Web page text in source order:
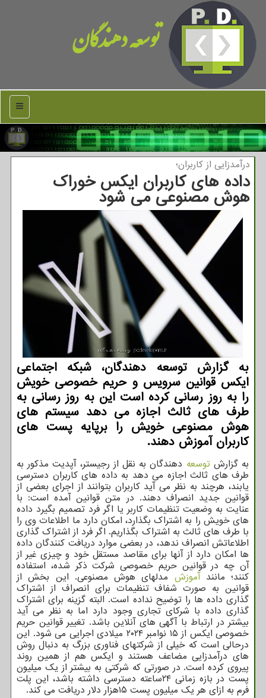
توسعه دهندگان
منو
درآمدزایی از كاربران؛
داده های کاربران ایکس خوراک
هوش مصنوعی می شود
به گزارش توسعه دهندگان، شبکه اجتماعی
ایکس قوانین سرویس و حریم خصوصی خویش
را به روز رسانی کرده است این به روز رسانی به
طرف های ثالث اجازه می دهد سیستم های
هوش مصنوعی خویش را برپایه پست های
کاربران آموزش دهند.
به گزارشتوسعه دهندگان به نقل از رجیستر، آپدیت مذکور به
طرف های ثالث اجازه می دهد به داده های کاربران دسترسی
یابند، هرچند به نظر می آید کاربران بتوانند از اجرای بعضی از
قوانین جدید انصراف دهند. در متن قوانین آمده است: با
عنایت به وضعیت تنظیمات کاربر یا اگر فرد تصمیم بگیرد داده
های خویش را به اشتراک بگذارد، امکان دارد ما اطلاعات وی را
با طرف های ثالث به اشتراک بگذاریم. اگر فرد از اشتراک گذاری
اطلاعاتش انصراف ندهد، در بعضی موارد دریافت کنندگان داده
ها امکان دارد از آنها برای مقاصد مستقل خود و چیزی غیر از
آن چه در قوانین حریم خصوصی شرکت ذکر شده، استفاده
کنند؛ مانندآموزش مدلهای هوش مصنوعی. این بخش از
قوانین به صورت شفاف تنظیمات برای انصراف از اشتراک
گذاری داده ها را توضیح نداده است. البته گزینه برای اشتراک
گذاری داده با شرکای تجاری وجود دارد اما به نظر می آید
بیشتر در ارتباط با آگهی های آنلاین باشد. تغییر قوانین حریم
خصوصی ایکس از ۱۵ نوامبر ۲۰۲۴ میلادی اجرایی می شود. این
درحالی است که خیلی از شرکتهای فناوری بزرگ به دنبال روش
های درآمدزایی مضاعف هستند و ایکس هم از همین روند
پیروی کرده است. در صورتی که شرکتی به بیشتر از یک میلیون
پست در بازه زمانی ۲۴ساعته دسترسی داشته باشد، این پلت
فرم به ازای هر یک میلیون پست ۱۵هزار دلار دریافت می کند.